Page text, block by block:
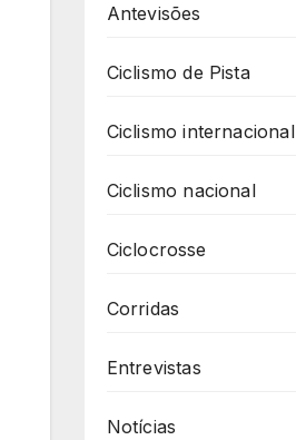
Antevisões
Ciclismo de Pista
Ciclismo internacional
Ciclismo nacional
Ciclocrosse
Corridas
Entrevistas
Notícias